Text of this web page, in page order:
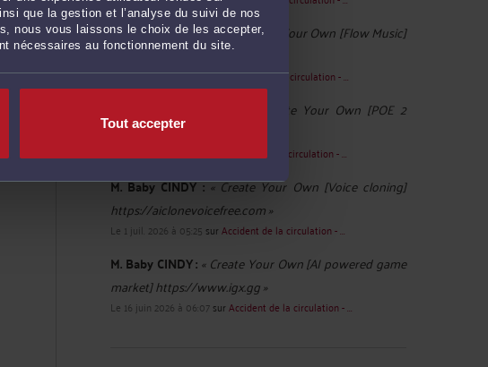
que la gestion et l’analyse du suivi de nos
nous vous laissons le choix de les accepter,
nécessaires au fonctionnement du site.
Tout accepter
M. Baby CINDY :« Great! Create Your Own [Flow Music]
https://flowmusic.co »
Le 12 juil. 2026 à 04:14surAccident de la circulation - ...
« Great! Create Your Own [POE 2
Builds] https://poe2builds.ai »
Accident de la circulation - ...
M. Baby CINDY : « Create Your Own [Voice cloning]
https://aiclonevoicefree.com »
Le 1 juil. 2026 à 05:25 surAccident de la circulation - ...
M. Baby CINDY : « Create Your Own [AI powered game
market] https://www.igx.gg »
Le 16 juin 2026 à 06:07surAccident de la circulation - ...